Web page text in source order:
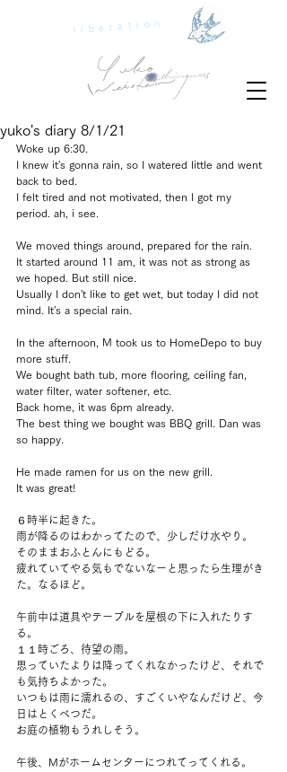
liberation
yuko's diary 8/1/21
Woke up 6:30.
I knew it's gonna rain, so I watered little and went
back to bed.
I felt tired and not motivated, then I got my
period. ah, i see.
We moved things around, prepared for the rain.
It started around 11 am, it was not as strong as
we hoped. But still nice.
Usually I don't like to get wet, but today I did not
mind. It's a special rain.
In the afternoon, M took us to HomeDepo to buy
more stuff.
We bought bath tub, more flooring, ceiling fan,
water filter, water softener, etc.
Back home, it was 6pm already.
The best thing we bought was BBQ grill. Dan was
so happy.
He made ramen for us on the new grill.
It was great!
６時半に起きた。
雨が降るのはわかってたので、少しだけ水やり。
そのままおふとんにもどる。
疲れていてやる気もでないなーと思ったら生理がき
た。なるほど。
午前中は道具やテーブルを屋根の下に入れたりす
る。
１１時ごろ、待望の雨。
思っていたよりは降ってくれなかったけど、それで
も気持ちよかった。
いつもは雨に濡れるの、すごくいやなんだけど、今
日はとくべつだ。
お庭の植物もうれしそう。
午後、Mがホームセンターにつれてってくれる。